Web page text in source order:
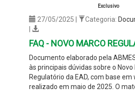
Exclusivo
27/05/2025 | Categoria:
FAQ - NOVO MARCO
Documento elaborado pela
às principais dúvidas sobre o Novo
Regulatório da EAD, com base em
realizado em maio de 2025. O